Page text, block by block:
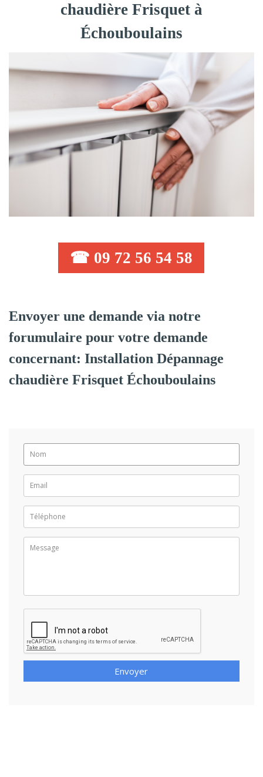
chaudière Frisquet à
Échouboulains
☎ 09 72 56 54 58
Envoyer une demande via notre
forumulaire pour votre demande
concernant: Installation Dépannage
chaudière Frisquet Échouboulains
Envoyer